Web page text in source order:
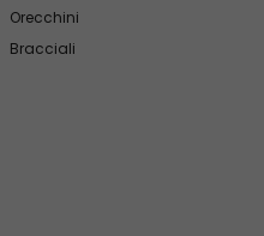
Orecchini
Bracciali